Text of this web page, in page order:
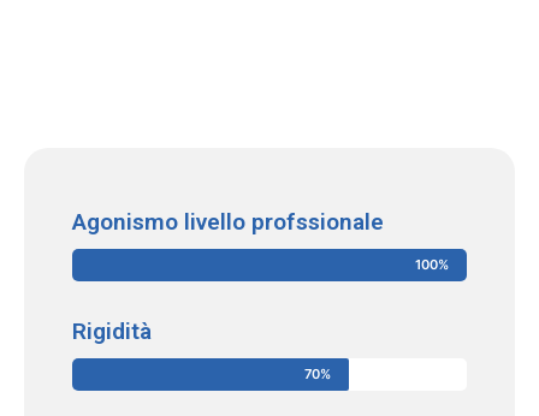
Agonismo livello profssionale
100%
Rigidità
70%